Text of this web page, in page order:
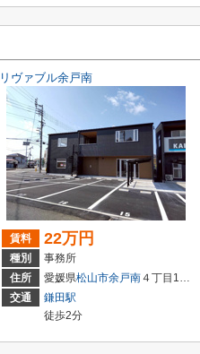
リヴァブル余戸南
賃料 22万円
種別
事務所
住所
愛媛県松山市余戸南４丁目10-48
交通
鎌田駅
徒歩2分